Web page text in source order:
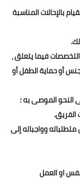
بالإحالات المناسبة
فيما يتعلق ،
أو حماية الطفل أو
النحو الموصى به ؛
الفريق.
وواجباته إلى
او العمل